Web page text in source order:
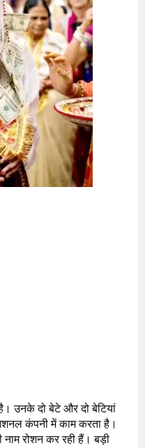
उनके दो बेटे और दो बेटियां
कंपनी में काम करता है।
नाम रोशन कर रही हैं। बड़ी